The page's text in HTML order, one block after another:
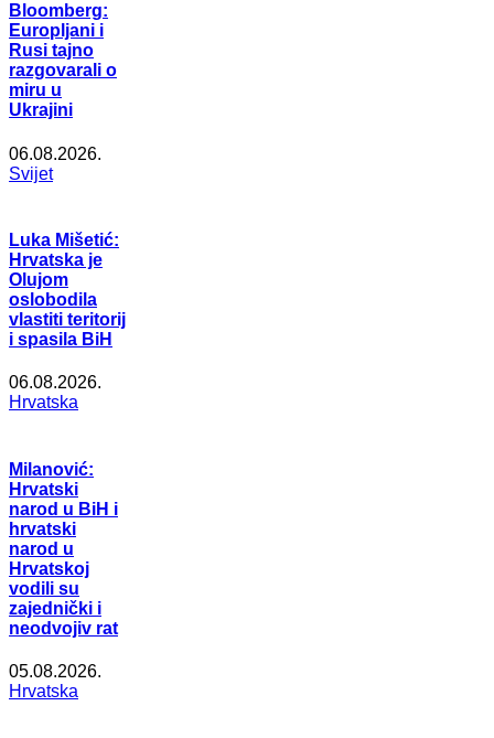
Bloomberg:
Europljani i
Rusi tajno
razgovarali o
miru u
Ukrajini
06.08.2026.
Svijet
Luka Mišetić:
Hrvatska je
Olujom
oslobodila
vlastiti teritorij
i spasila BiH
06.08.2026.
Hrvatska
Milanović:
Hrvatski
narod u BiH i
hrvatski
narod u
Hrvatskoj
vodili su
zajednički i
neodvojiv rat
05.08.2026.
Hrvatska